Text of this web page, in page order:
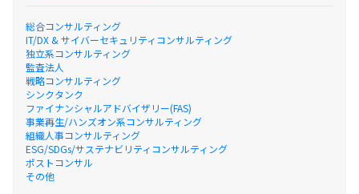
総合コンサルティング
IT/DX & サイバーセキュリティコンサルティング
独立系コンサルティング
監査法人
戦略コンサルティング
シンクタンク
ファイナンシャルアドバイザリー(FAS)
事業再生/ハンズオン系コンサルティング
組織人事コンサルティング
ESG/SDGs/サステナビリティコンサルティング
ポストコンサル
その他